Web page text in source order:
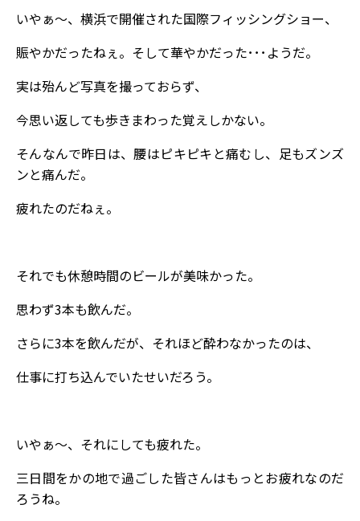
いやぁ～、横浜で開催された国際フィッシングショー、
賑やかだったねぇ。そして華やかだった･･･ようだ。
実は殆んど写真を撮っておらず、
今思い返しても歩きまわった覚えしかない。
そんなんで昨日は、腰はピキピキと痛むし、足もズンズ
ンと痛んだ。
疲れたのだねぇ。
それでも休憩時間のビールが美味かった。
思わず3本も飲んだ。
さらに3本を飲んだが、それほど酔わなかったのは、
仕事に打ち込んでいたせいだろう。
いやぁ～、それにしても疲れた。
三日間をかの地で過ごした皆さんはもっとお疲れなのだ
ろうね。